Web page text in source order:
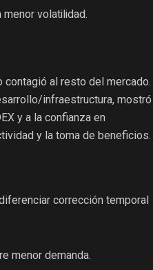
volatilidad.
contagió al resto del mercado.
infraestructura, mostró
y a la confianza en
y la toma de beneficios.
corrección temporal
menor demanda.